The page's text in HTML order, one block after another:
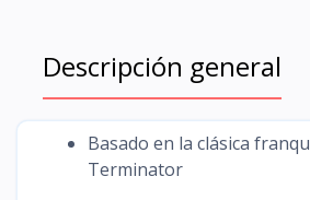
Descripción general
Basado en la clásica
Terminator